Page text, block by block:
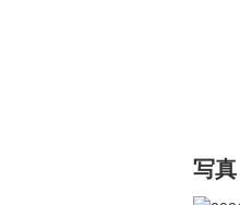
写真